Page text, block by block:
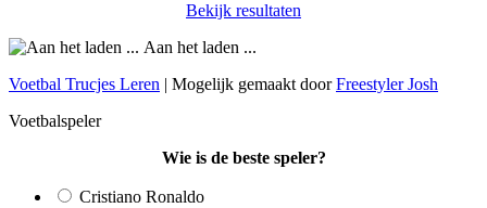
Bekijk resultaten
Aan het laden ...
Voetbal Trucjes Leren | Mogelijk gemaakt doorFreestyler Josh
Voetbalspeler
Wie is de beste speler?
Cristiano Ronaldo